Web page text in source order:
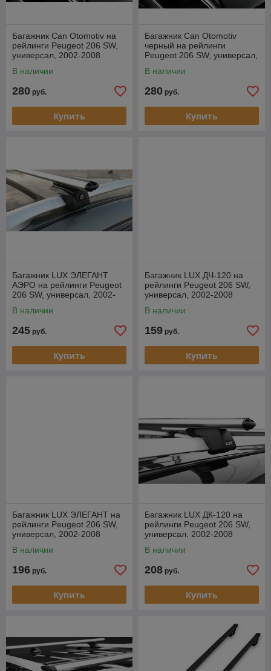
Багажник Can Otomotiv на
рейлинги Peugeot 206 SW,
универсал, 2002-2008
В наличии
280 руб.
Купить
Багажник Can Otomotiv
черный на рейлинги
Peugeot 206 SW, универсал,
В наличии
280 руб.
Купить
Багажник LUX ЭЛЕГАНТ
АЭРО на рейлинги Peugeot
206 SW, универсал, 2002-
В наличии
245 руб.
Купить
Багажник LUX ДЧ-120 на
рейлинги Peugeot 206 SW,
универсал, 2002-2008
В наличии
159 руб.
Купить
Багажник LUX ЭЛЕГАНТ на
рейлинги Peugeot 206 SW,
универсал, 2002-2008
В наличии
196 руб.
Купить
Багажник LUX ДК-120 на
рейлинги Peugeot 206 SW,
универсал, 2002-2008
В наличии
208 руб.
Купить